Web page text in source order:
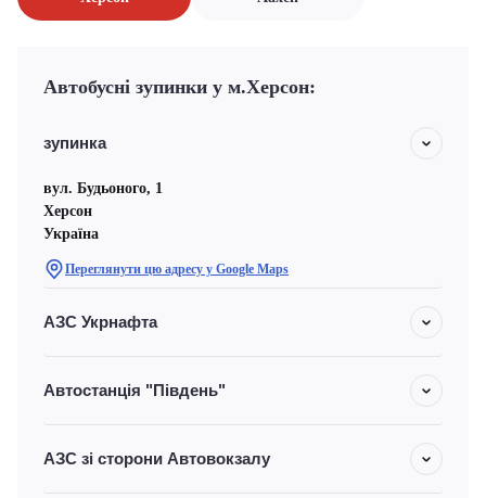
Автобусні зупинки у м.Херсон:
зупинка
вул. Будьоного, 1
Херсон
Україна
Переглянути цю адресу у Google Maps
АЗС Укрнафта
Автостанція "Південь"
АЗС зі сторони Автовокзалу